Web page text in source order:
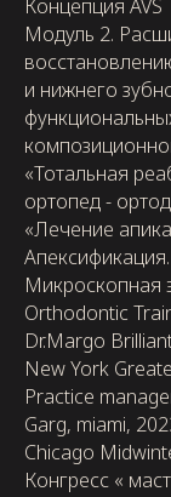
Концепция AVS
Модуль 2.
и нижнего
«Тотальная
ортопед -
«Лечение
Микроскопная
Orthodontic
Dr.Margo
New York
Practice
Garg, miami,
Chicago
Конгресс «